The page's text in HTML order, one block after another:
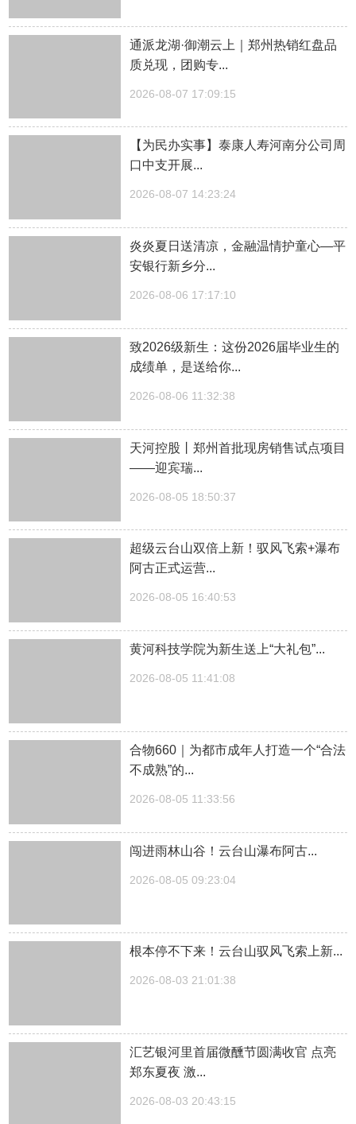
通派龙湖·御潮云上｜郑州热销红盘品
质兑现，团购专...
2026-08-07 17:09:15
【为民办实事】泰康人寿河南分公司周
口中支开展...
2026-08-07 14:23:24
炎炎夏日送清凉，金融温情护童心—平
安银行新乡分...
2026-08-06 17:17:10
致2026级新生：这份2026届毕业生的
成绩单，是送给你...
2026-08-06 11:32:38
天河控股丨郑州首批现房销售试点项目
——迎宾瑞...
2026-08-05 18:50:37
超级云台山双倍上新！驭风飞索+瀑布
阿古正式运营...
2026-08-05 16:40:53
黄河科技学院为新生送上“大礼包”...
2026-08-05 11:41:08
合物660｜为都市成年人打造一个“合法
不成熟”的...
2026-08-05 11:33:56
闯进雨林山谷！云台山瀑布阿古...
2026-08-05 09:23:04
根本停不下来！云台山驭风飞索上新...
2026-08-03 21:01:38
汇艺银河里首届微醺节圆满收官 点亮
郑东夏夜 激...
2026-08-03 20:43:15